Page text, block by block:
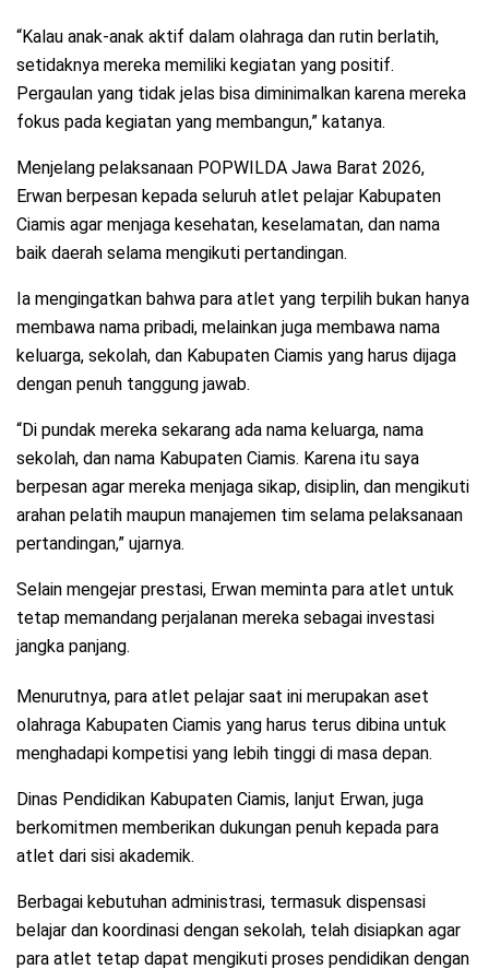
“Kalau anak-anak aktif dalam olahraga dan rutin berlatih,
setidaknya mereka memiliki kegiatan yang positif.
Pergaulan yang tidak jelas bisa diminimalkan karena mereka
fokus pada kegiatan yang membangun,” katanya.
Menjelang pelaksanaan POPWILDA Jawa Barat 2026,
Erwan berpesan kepada seluruh atlet pelajar Kabupaten
Ciamis agar menjaga kesehatan, keselamatan, dan nama
baik daerah selama mengikuti pertandingan.
Ia mengingatkan bahwa para atlet yang terpilih bukan hanya
membawa nama pribadi, melainkan juga membawa nama
keluarga, sekolah, dan Kabupaten Ciamis yang harus dijaga
dengan penuh tanggung jawab.
“Di pundak mereka sekarang ada nama keluarga, nama
sekolah, dan nama Kabupaten Ciamis. Karena itu saya
berpesan agar mereka menjaga sikap, disiplin, dan mengikuti
arahan pelatih maupun manajemen tim selama pelaksanaan
pertandingan,” ujarnya.
Selain mengejar prestasi, Erwan meminta para atlet untuk
tetap memandang perjalanan mereka sebagai investasi
jangka panjang.
Menurutnya, para atlet pelajar saat ini merupakan aset
olahraga Kabupaten Ciamis yang harus terus dibina untuk
menghadapi kompetisi yang lebih tinggi di masa depan.
Dinas Pendidikan Kabupaten Ciamis, lanjut Erwan, juga
berkomitmen memberikan dukungan penuh kepada para
atlet dari sisi akademik.
Berbagai kebutuhan administrasi, termasuk dispensasi
belajar dan koordinasi dengan sekolah, telah disiapkan agar
para atlet tetap dapat mengikuti proses pendidikan dengan